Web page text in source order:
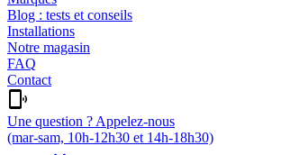
Blog : tests et conseils
Installations
Notre magasin
FAQ
Contact
Une question ? Appelez-nous
(mar-sam, 10h-12h30 et 14h-18h30)